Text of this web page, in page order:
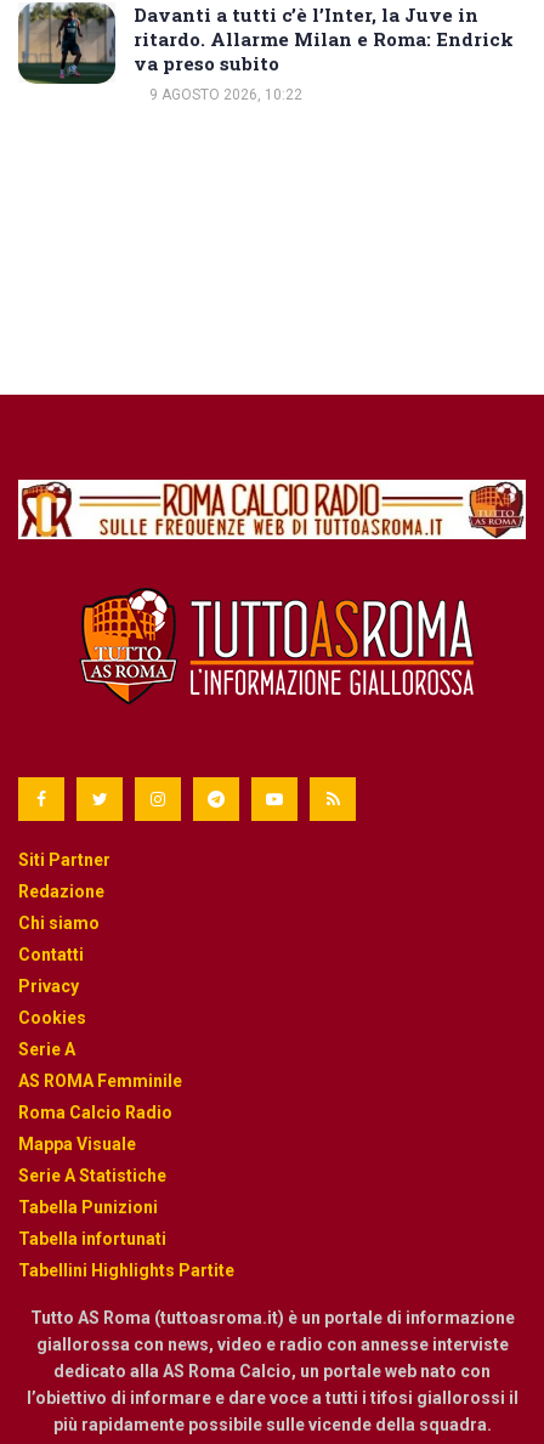
Davanti a tutti c’è l’Inter, la Juve in
ritardo. Allarme Milan e Roma: Endrick
va preso subito
9 AGOSTO 2026, 10:22
Siti Partner
Redazione
Chi siamo
Contatti
Privacy
Cookies
Serie A
AS ROMA Femminile
Roma Calcio Radio
Mappa Visuale
Serie A Statistiche
Tabella Punizioni
Tabella infortunati
Tabellini Highlights Partite
Tutto AS Roma (tuttoasroma.it) è un portale di informazione
giallorossa con news, video e radio con annesse interviste
dedicato alla AS Roma Calcio, un portale web nato con
l’obiettivo di informare e dare voce a tutti i tifosi giallorossi il
più rapidamente possibile sulle vicende della squadra.